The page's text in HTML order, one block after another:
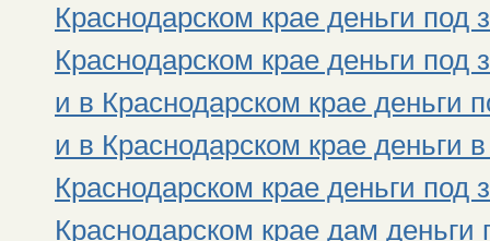
Краснодарском крае деньги под
Краснодарском крае деньги
и в Краснодарском крае деньги
и в Краснодарском крае деньги
Краснодарском крае деньги под
Краснодарском крае дам деньги